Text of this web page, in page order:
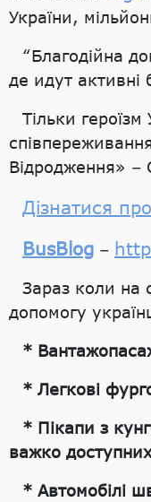
України,
“Благодійна
де идут активні
Тільки
Відродження»
Дізнатися
BusBlog –
Зараз коли на
допомогу
*
* Легкові
* Пікапи з
важко
* Автомобілі